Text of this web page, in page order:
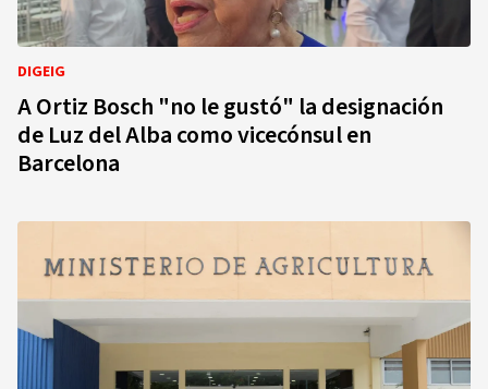
DIGEIG
A Ortiz Bosch "no le gustó" la designación
de Luz del Alba como vicecónsul en
Barcelona